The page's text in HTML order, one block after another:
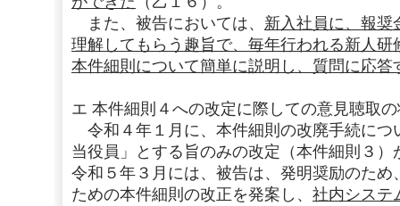
また、被告においては、 新入社員に、報奨
理解してもらう趣旨で、毎年行われる新人
本件細則について簡単に説明し、質問に応答
エ 本件細則４への改定に際しての意見聴取
令和４年１月に、本件細則の改廃手続につ
当役員」とする旨のみの改定（本件細則３
令和５年３月には、被告は、発明奨励のた
ための本件細則の改正を発案し、 社内システ